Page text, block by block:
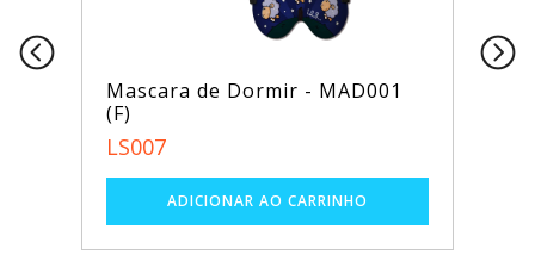
Mascara de Dormir - MAD001
(F)
LS007